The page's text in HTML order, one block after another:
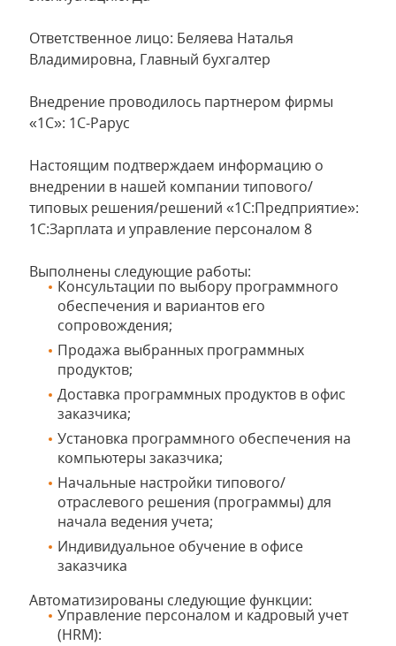
Ответственное лицо: Беляева Наталья
Владимировна, Главный бухгалтер
Внедрение проводилось партнером фирмы
«1С»: 1С-Рарус
Настоящим подтверждаем информацию о
внедрении в нашей компании типового/
типовых решения/решений «1С:Предприятие»:
1С:Зарплата и управление персоналом 8
Выполнены следующие работы:
Консультации по выбору программного
обеспечения и вариантов его
сопровождения;
Продажа выбранных программных
продуктов;
Доставка программных продуктов в офис
заказчика;
Установка программного обеспечения на
компьютеры заказчика;
Начальные настройки типового/
отраслевого решения (программы) для
начала ведения учета;
Индивидуальное обучение в офисе
заказчика
Автоматизированы следующие функции:
Управление персоналом и кадровый учет
(HRM):